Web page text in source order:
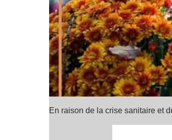
En raison de la crise sanitaire et